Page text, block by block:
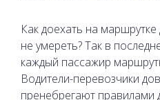
Как доехать на
не умереть? Так в
каждый пассажир
Водители-перевозчики
пренебрегают